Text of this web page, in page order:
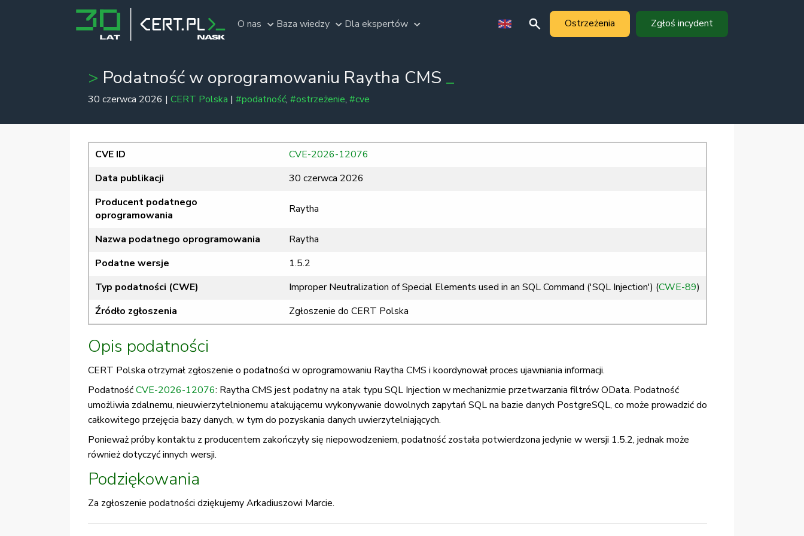
O nas Baza wiedzy Dla ekspertów Ostrzeżenia Zgłoś incydent
Podatność w oprogramowaniu Raytha CMS
30 czerwca 2026 | CERT Polska | #podatność, #ostrzeżenie, #cve
CVE ID
CVE-2026-12076
Data publikacji
30 czerwca 2026
Producent podatnego
oprogramowania
Raytha
Nazwa podatnego oprogramowania
Raytha
Podatne wersje
1.5.2
Typ podatności (CWE)
Improper Neutralization of Special Elements used in an SQL Command ('SQL Injection') (CWE-89)
Źródło zgłoszenia
Zgłoszenie do CERT Polska
Opis podatności
CERT Polska otrzymał zgłoszenie o podatności w oprogramowaniu Raytha CMS i koordynował proces ujawniania informacji.
PodatnośćCVE-2026-12076: Raytha CMS jest podatny na atak typu SQL Injection w mechanizmie przetwarzania filtrów OData. Podatność
umożliwia zdalnemu, nieuwierzytelnionemu atakującemu wykonywanie dowolnych zapytań SQL na bazie danych PostgreSQL, co może prowadzić do
całkowitego przejęcia bazy danych, w tym do pozyskania danych uwierzytelniających.
Ponieważ próby kontaktu z producentem zakończyły się niepowodzeniem, podatność została potwierdzona jedynie w wersji 1.5.2, jednak może
również dotyczyć innych wersji.
Podziękowania
Za zgłoszenie podatności dziękujemy Arkadiuszowi Marcie.